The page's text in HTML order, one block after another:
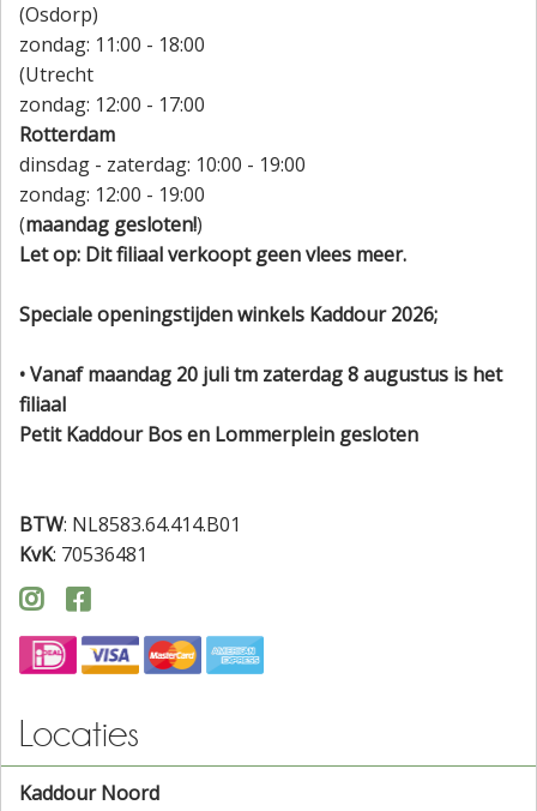
(Osdorp)
zondag: 11:00 - 18:00
(Utrecht
zondag: 12:00 - 17:00
Rotterdam
dinsdag - zaterdag: 10:00 - 19:00
zondag: 12:00 - 19:00
(maandag gesloten!)
Let op: Dit filiaal verkoopt geen vlees meer.
Speciale openingstijden winkels Kaddour 2026;
• Vanaf maandag 20 juli tm zaterdag 8 augustus is het
filiaal
Petit Kaddour Bos en Lommerplein gesloten
BTW: NL8583.64.414.B01
KvK: 70536481
 
Locaties
Kaddour Noord